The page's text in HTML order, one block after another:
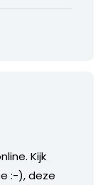
Kijk
:-), deze